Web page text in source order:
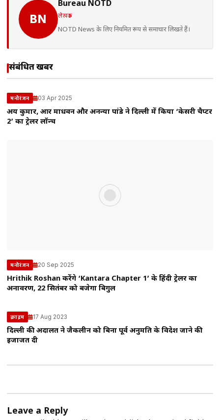
BN
Bureau NOTD
लेखक
NOTD News के लिए नियमित रूप से समाचार लिखते हैं।
संबंधित खबरें
मनोरंजन 03 Apr 2025
अक्षय कुमार, आर माधवन और अनन्या पांडे ने दिल्ली में किया ‘केसरी चैप्टर
2’ का ट्रेलर लॉन्च
मनोरंजन 20 Sep 2025
Hrithik Roshan करेंगे ‘Kantara Chapter 1’ के हिंदी ट्रेलर का
अनावरण, 22 सितंबर को बजेगा बिगुल
क्राइम 17 Aug 2023
दिल्ली की अदालत ने जैकलीन को बिना पूर्व अनुमति के विदेश जाने की
इजाजत दी
Leave a Reply